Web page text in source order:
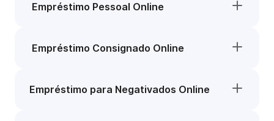
Empréstimo Pessoal Online
Empréstimo Consignado Online
Empréstimo para Negativados Online